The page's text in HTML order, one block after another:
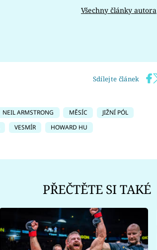
Všechny články autora
Sdílejte článek
NEIL ARMSTRONG MĚSÍC
JIŽNÍ PÓL
VESMÍR HOWARD HU
PŘEČTĚTE SI TAKÉ